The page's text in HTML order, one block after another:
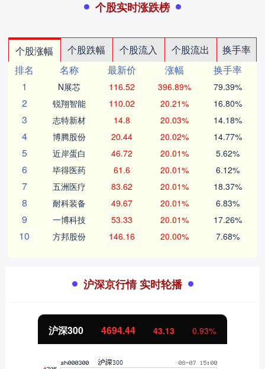
个股实时涨跌榜
个股涨幅 个股跌幅 个股流入 个股流出
换手率
排名
名称 最新价 涨幅
换手率
1
N展芯 116.52 396.89% 79.39%
2 锐翔智能 110.02 20.21% 16.80%
3 志特新材 14.8 20.03% 14.18%
4 博腾股份 20.44 20.02% 14.77%
5 近岸蛋白 46.72 20.01% 5.62%
6 毕得医药 61.6 20.01% 6.12%
7 五洲医疗 83.62 20.01% 18.37%
8 耐科装备 49.67 20.01% 6.83%
9 一博科技 53.33 20.01% 17.26%
10 方邦股份 146.16 20.00% 7.68%
沪深京行情 实时轮播
沪深300 4694.44 43.13 0.93%